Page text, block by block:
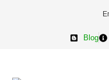
Blog